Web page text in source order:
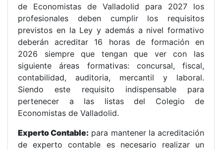
de Economistas de Valladolid para 2027 los
profesionales deben cumplir los requisitos
previstos en la Ley y además a nivel formativo
deberán acreditar 16 horas de formación en
2026 siempre que tengan que ver con las
siguiente áreas formativas: concursal, fiscal,
contabilidad, auditoria, mercantil y laboral.
Siendo este requisito indispensable para
pertenecer a las listas del Colegio de
Economistas de Valladolid.
Experto Contable: para mantener la acreditación
de experto contable es necesario realizar un